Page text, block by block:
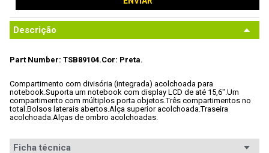
Descrição
Part Number: TSB89104.Cor: Preta.
Compartimento com divisória (integrada) acolchoada para
notebook.Suporta um notebook com display LCD de até 15,6".Um
compartimento com múltiplos porta objetos.Três compartimentos no
total.Bolsos laterais abertos.Alça superior acolchoada.Traseira
acolchoada.Alças de ombro acolchoadas.
Ficha técnica